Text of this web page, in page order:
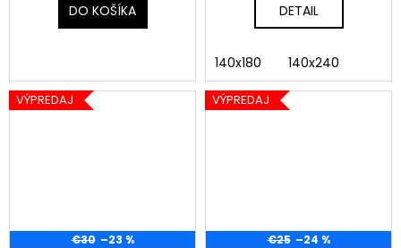
DO KOŠÍKA DETAIL
140x180 140x240
VÝPREDAJ
€30 –23 %
VÝPREDAJ
€25 –24 %